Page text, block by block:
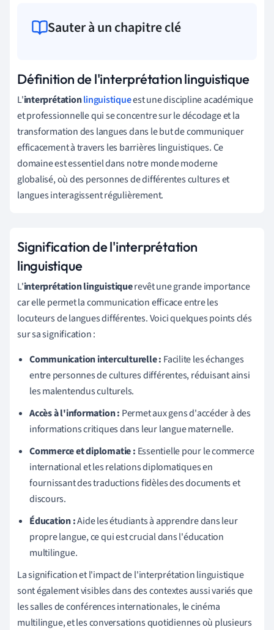
Sauter à un chapitre clé
Définition de l'interprétation linguistique
L'interprétationlinguistiqueest une discipline académique
et professionnelle qui se concentre sur le décodage et la
transformation des langues dans le but de communiquer
efficacement à travers les barrières linguistiques. Ce
domaine est essentiel dans notre monde moderne
globalisé, où des personnes de différentes cultures et
langues interagissent régulièrement.
Signification de l'interprétation
linguistique
L'interprétation linguistiquerevêt une grande importance
car elle permet la communication efficace entre les
locuteurs de langues différentes. Voici quelques points clés
sur sa signification :
Communication interculturelle : Facilite les échanges
entre personnes de cultures différentes, réduisant ainsi
les malentendus culturels.
Accès à l'information : Permet aux gens d'accéder à des
informations critiques dans leur langue maternelle.
Commerce et diplomatie : Essentielle pour le commerce
international et les relations diplomatiques en
fournissant des traductions fidèles des documents et
discours.
Éducation :Aide les étudiants à apprendre dans leur
propre langue, ce qui est crucial dans l'éducation
multilingue.
La signification et l'impact de l'interprétation linguistique
sont également visibles dans des contextes aussi variés que
les salles de conférences internationales, le cinéma
multilingue, et les conversations quotidiennes où plusieurs